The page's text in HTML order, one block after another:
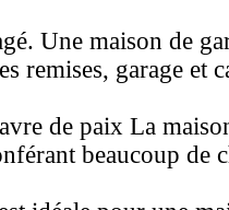
Une maison de
remises, garage et
de paix La
beaucoup de